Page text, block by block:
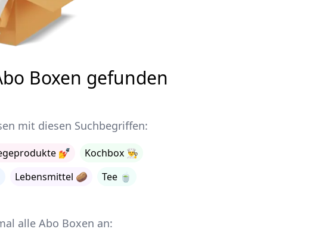
Boxen gefunden
mit diesen Suchbegriffen:
💅 Kochbox 👨‍🍳
Lebensmittel 🥔 Tee 🍵
alle Abo Boxen an: